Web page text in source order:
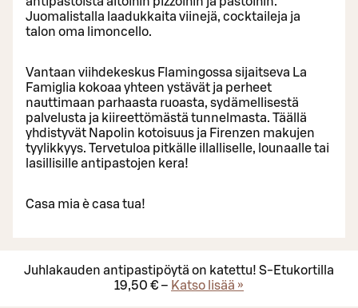
Juomalistalla laadukkaita viinejä, cocktaileja ja
talon oma limoncello.
Vantaan viihdekeskus Flamingossa sijaitseva La
Famiglia kokoaa yhteen ystävät ja perheet
nauttimaan parhaasta ruoasta, sydämellisestä
palvelusta ja kiireettömästä tunnelmasta. Täällä
yhdistyvät Napolin kotoisuus ja Firenzen makujen
tyylikkyys. Tervetuloa pitkälle illalliselle, lounaalle tai
lasillisille antipastojen kera!
Casa mia è casa tua!
Juhlakauden antipastipöytä on katettu! S-Etukortilla
19,50 € – Katso lisää »